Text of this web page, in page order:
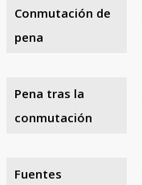
Conmutación de
pena
Pena tras la
conmutación
Fuentes